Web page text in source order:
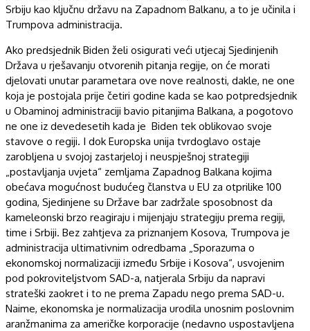
Srbiju kao ključnu državu na Zapadnom Balkanu, a to je učinila i
Trumpova administracija.
Ako predsjednik Biden želi osigurati veći utjecaj Sjedinjenih
Država u rješavanju otvorenih pitanja regije, on će morati
djelovati unutar parametara ove nove realnosti, dakle, ne one
koja je postojala prije četiri godine kada se kao potpredsjednik
u Obaminoj administraciji bavio pitanjima Balkana, a pogotovo
ne one iz devedesetih kada je Biden tek oblikovao svoje
stavove o regiji. I dok Europska unija tvrdoglavo ostaje
zarobljena u svojoj zastarjeloj i neuspješnoj strategiji
„postavljanja uvjeta“ zemljama Zapadnog Balkana kojima
obećava mogućnost budućeg članstva u EU za otprilike 100
godina, Sjedinjene su Države bar zadržale sposobnost da
kameleonski brzo reagiraju i mijenjaju strategiju prema regiji,
time i Srbiji. Bez zahtjeva za priznanjem Kosova, Trumpova je
administracija ultimativnim odredbama „Sporazuma o
ekonomskoj normalizaciji između Srbije i Kosova“, usvojenim
pod pokroviteljstvom SAD-a, natjerala Srbiju da napravi
strateški zaokret i to ne prema Zapadu nego prema SAD-u.
Naime, ekonomska je normalizacija urodila unosnim poslovnim
aranžmanima za američke korporacije (nedavno uspostavljena